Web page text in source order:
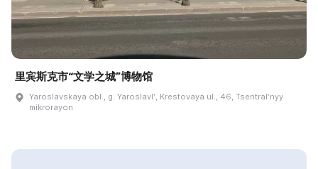
里宾斯克市“文学之城”博物馆
Yaroslavskaya obl., g. Yaroslavlʹ, Krestovaya ul., 46, Tsentralʹnyy
mikrorayon